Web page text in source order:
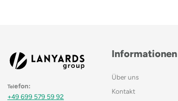
Telefon:
+49 699 579 59 92
Informationen
Über uns
Kontakt